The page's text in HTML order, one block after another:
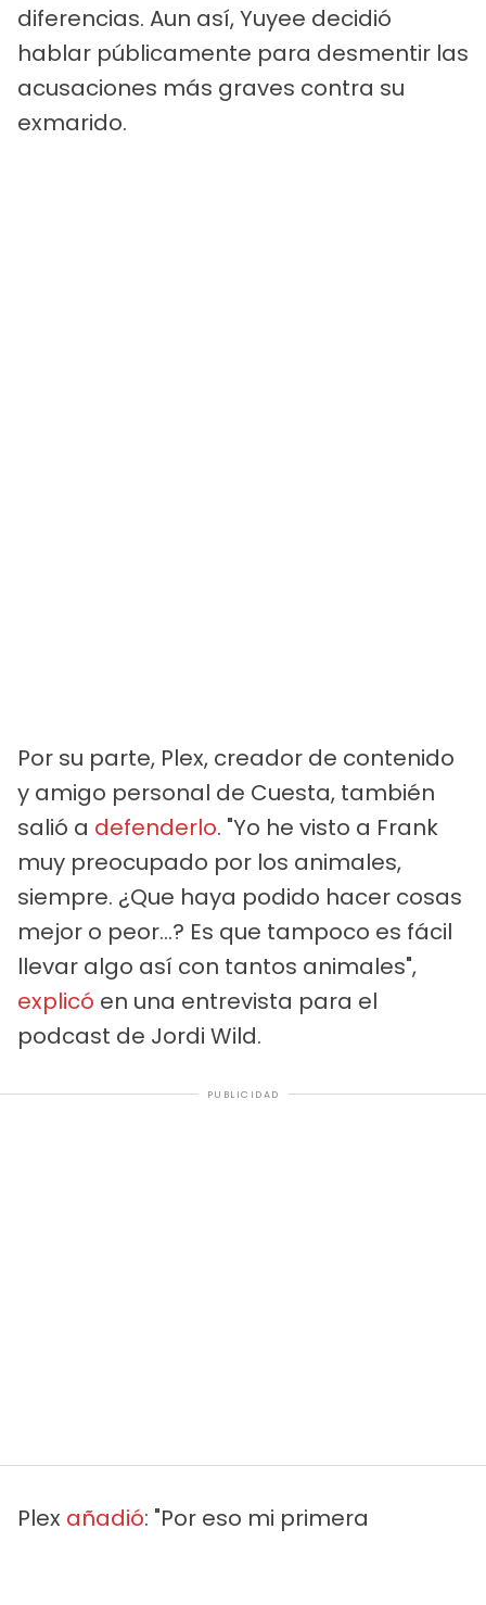
diferencias. Aun así, Yuyee decidió
hablar públicamente para desmentir las
acusaciones más graves contra su
exmarido.
Por su parte, Plex, creador de contenido
y amigo personal de Cuesta, también
salió a defenderlo. "Yo he visto a Frank
muy preocupado por los animales,
siempre. ¿Que haya podido hacer cosas
mejor o peor...? Es que tampoco es fácil
llevar algo así con tantos animales",
explicó en una entrevista para el
podcast de Jordi Wild.
PUBLICIDAD
Plex añadió: "Por eso mi primera